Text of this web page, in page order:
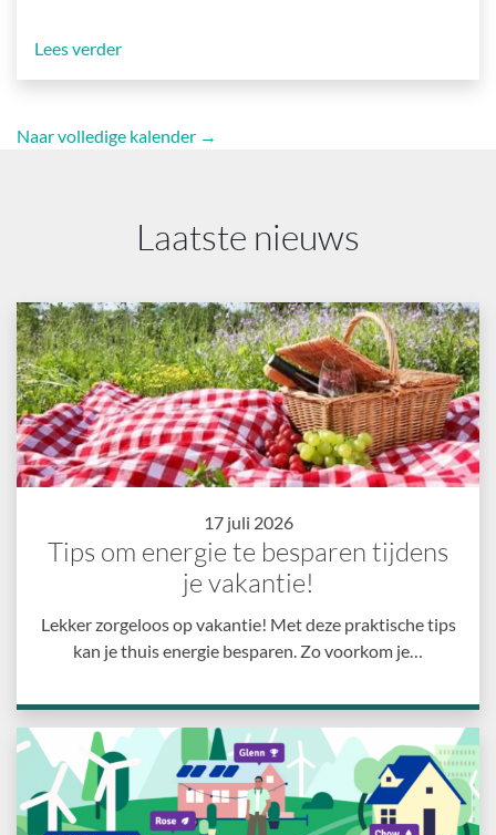
Lees verder
Naar volledige kalender →
Laatste nieuws
17 juli 2026
Tips om energie te besparen tijdens
je vakantie!
Lekker zorgeloos op vakantie! Met deze praktische tips
kan je thuis energie besparen. Zo voorkom je…